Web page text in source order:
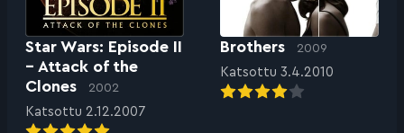
Star Wars: Episode II
– Attack of the
Clones
2002
Katsottu 2.12.2007
Brothers 2009
Katsottu 3.4.2010